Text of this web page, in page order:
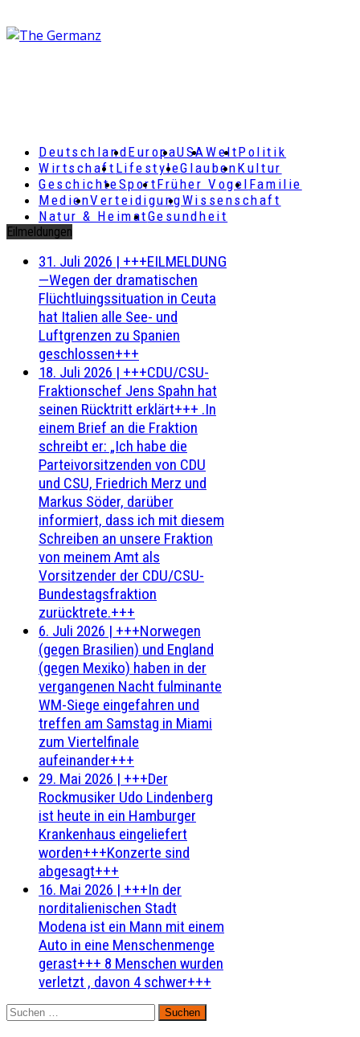
DeutschlandEuropaUSAWeltPolitik
Wirtschaft LifestyleGlaubenKultur
GeschichteSportFrüher Vogel Familie
MedienVerteidigungWissenschaft
Natur & HeimatGesundheit
Eilmeldungen
31. Juli 2026 | +++EILMELDUNG
—Wegen der dramatischen
Flüchtluingssituation in Ceuta
hat Italien alle See- und
Luftgrenzen zu Spanien
geschlossen+++
18. Juli 2026 | +++CDU/CSU-
Fraktionschef Jens Spahn hat
seinen Rücktritt erklärt+++ .In
einem Brief an die Fraktion
schreibt er: „Ich habe die
Parteivorsitzenden von CDU
und CSU, Friedrich Merz und
Markus Söder, darüber
informiert, dass ich mit diesem
Schreiben an unsere Fraktion
von meinem Amt als
Vorsitzender der CDU/CSU-
Bundestagsfraktion
zurücktrete.+++
6. Juli 2026 | +++Norwegen
(gegen Brasilien) und England
(gegen Mexiko) haben in der
vergangenen Nacht fulminante
WM-Siege eingefahren und
treffen am Samstag in Miami
zum Viertelfinale
aufeinander+++
29. Mai 2026 | +++Der
Rockmusiker Udo Lindenberg
ist heute in ein Hamburger
Krankenhaus eingeliefert
worden+++Konzerte sind
abgesagt+++
16. Mai 2026 | +++In der
norditalienischen Stadt
Modena ist ein Mann mit einem
Auto in eine Menschenmenge
gerast+++ 8 Menschen wurden
verletzt , davon 4 schwer+++
Suchen
nach: